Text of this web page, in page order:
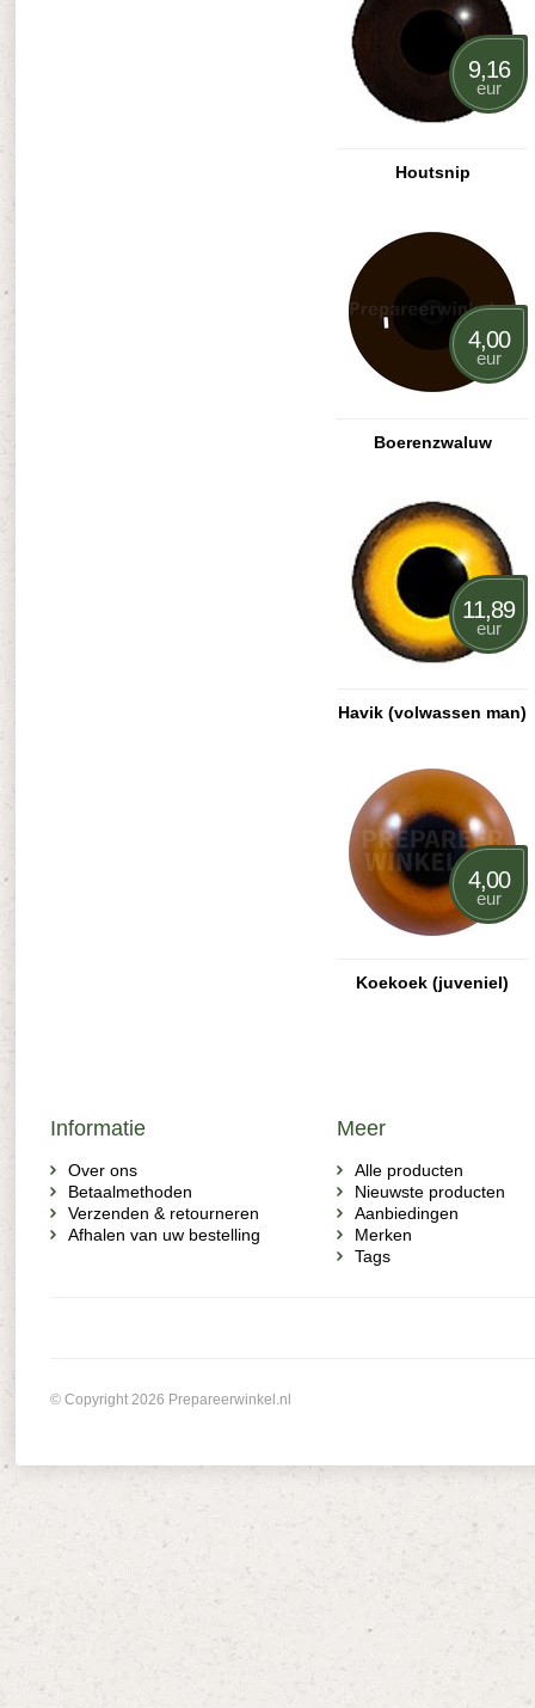
Houtsnip
9,16
eur
Boerenzwaluw
4,00
eur
Havik (volwassen man)
11,89
eur
Koekoek (juveniel)
4,00
eur
Informatie
Over ons
Betaalmethoden
Verzenden & retourneren
Afhalen van uw bestelling
Meer
Alle producten
Nieuwste producten
Aanbiedingen
Merken
Tags
© Copyright 2026 Prepareerwinkel.nl